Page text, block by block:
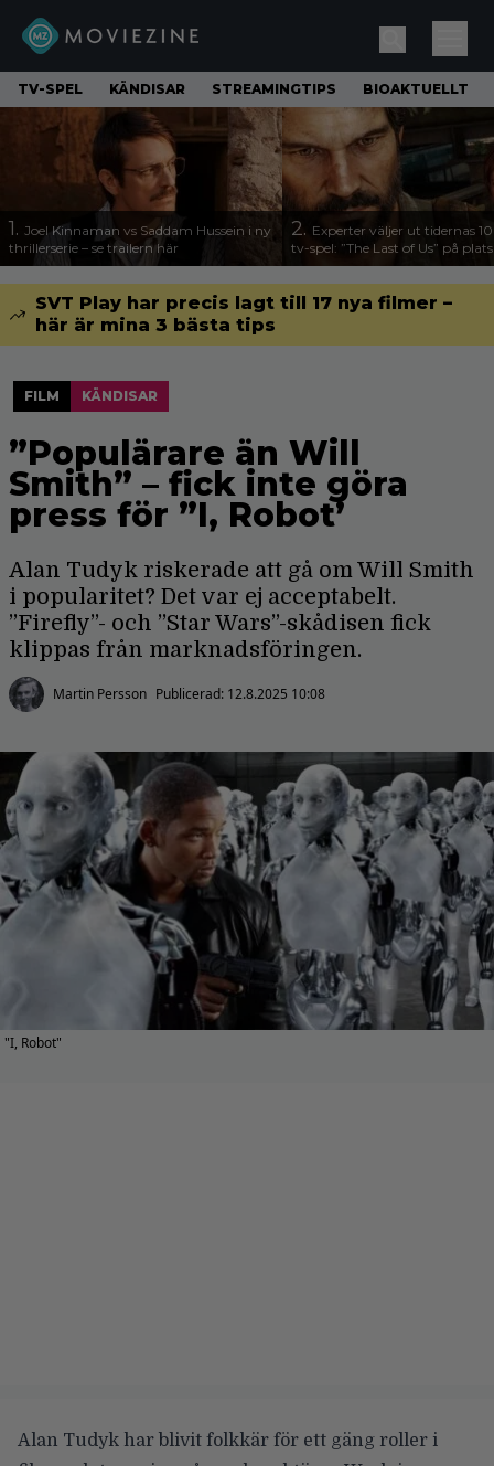
TV-SPEL KÄNDISAR STREAMINGTIPS BIOAKTUELLT
1. Joel Kinnaman vs Saddam Hussein i ny
thrillerserie – se trailern här
2. Experter väljer ut tidernas
tv-spel: ”The Last of Us” på
SVT Play har precis lagt till 17 nya filmer –
här är mina 3 bästa tips
FILM KÄNDISAR
”Populärare än Will
Smith” – fick inte göra
press för ”I, Robot’
Alan Tudyk riskerade att gå om Will Smith
i popularitet? Det var ej acceptabelt.
”Firefly”- och ”Star Wars”-skådisen fick
klippas från marknadsföringen.
Martin Persson Publicerad: 12.8.2025 10:08
"I, Robot"
Alan Tudyk har blivit folkkär för ett gäng roller i